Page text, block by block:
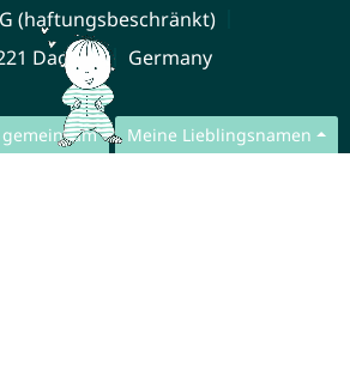
Meine Lieblingsnamen
(haftungsbeschränkt)
Dachau Germany